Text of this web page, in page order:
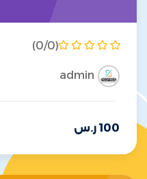
(0/0)
admin
100 ر.س